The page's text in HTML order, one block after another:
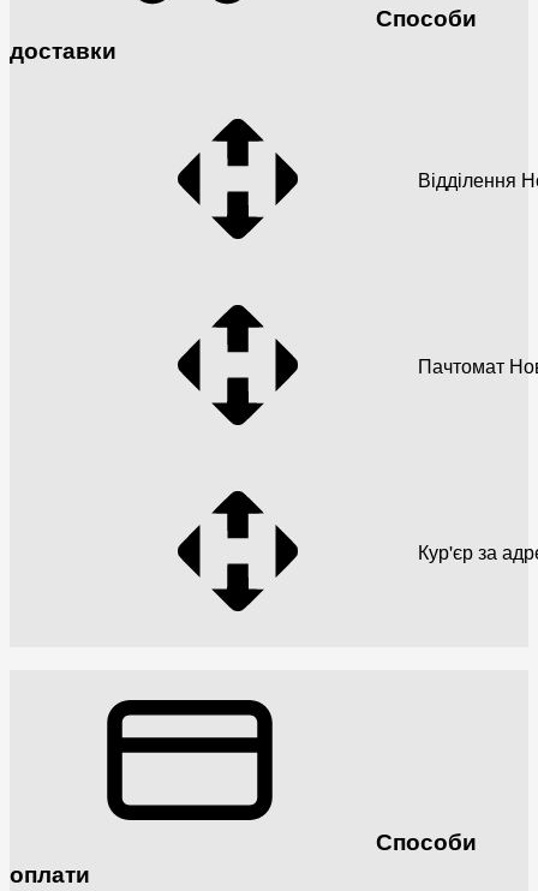
Способи
доставки
Відділення
Пачтомат
Кур'єр за
Способи
оплати